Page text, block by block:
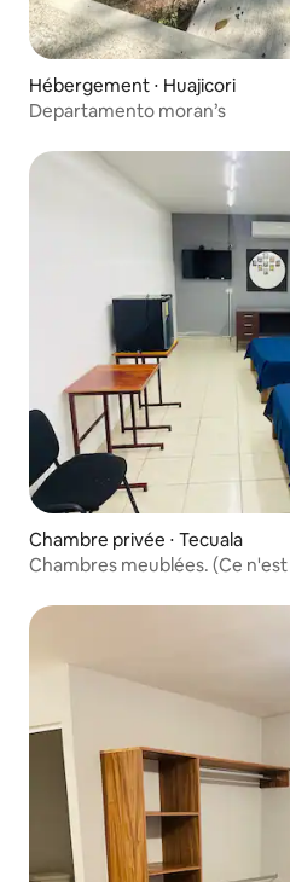
Hébergement ⋅ Huajicori
Departamento moran’s
Chambre privée ⋅ Tecuala
Chambres meublées. (Ce